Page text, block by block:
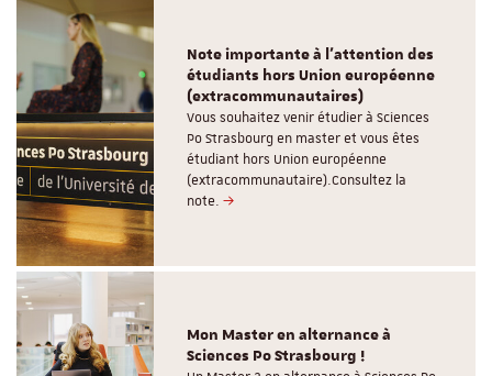
Note importante à l'attention des
étudiants hors Union européenne
(extracommunautaires)
Vous souhaitez venir étudier à Sciences
Po Strasbourg en master et vous êtes
étudiant hors Union européenne
(extracommunautaire).Consultez la
note.
Mon Master en alternance à
Sciences Po Strasbourg !